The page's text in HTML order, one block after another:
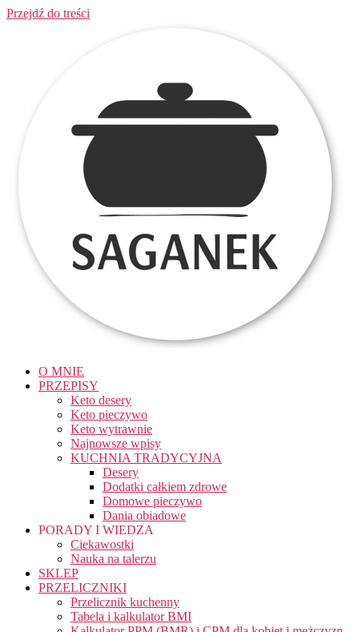
Przejdź do treści
O MNIE
PRZEPISY
Keto desery
Keto pieczywo
Keto wytrawnie
Najnowsze wpisy
KUCHNIA TRADYCYJNA
Desery
Dodatki całkiem zdrowe
Domowe pieczywo
Dania obiadowe
PORADY I WIEDZA
Ciekawostki
Nauka na talerzu
SKLEP
PRZELICZNIKI
Przelicznik kuchenny
Tabela i kalkulator BMI